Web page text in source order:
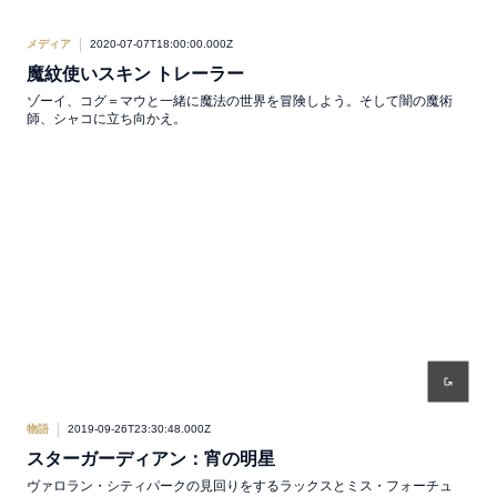
メディア 2020-07-07T18:00:00.000Z
魔紋使いスキン トレーラー
ゾーイ、コグ＝マウと一緒に魔法の世界を冒険しよう。そして闇の魔術
師、シャコに立ち向かえ。
物語 2019-09-26T23:30:48.000Z
スターガーディアン：宵の明星
ヴァロラン・シティパークの見回りをするラックスとミス・フォーチュ